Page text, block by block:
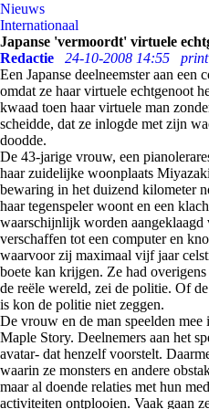
Nieuws
Internationaal
Japanse 'vermoordt' virtuele
Redactie
24-10-2008 14:55
print
Een Japanse deelneemster aan een
omdat ze haar virtuele echtgenoot
kwaad toen haar virtuele man
scheidde, dat ze inlogde met zijn
doodde.
De 43-jarige vrouw, een
haar zuidelijke woonplaats
bewaring in het duizend kilometer
haar tegenspeler woont en een
waarschijnlijk worden
verschaffen tot een computer en
waarvoor zij maximaal vijf jaar
boete kan krijgen. Ze had
de reële wereld, zei de politie. Of
is kon de politie niet zeggen.
De vrouw en de man speelden
Maple Story. Deelnemers aan het
avatar- dat henzelf voorstelt.
waarin ze monsters en andere
maar al doende relaties met hun
activiteiten ontplooien. Vaak gaan